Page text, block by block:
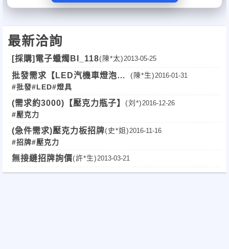
最新洽詢
[採購]電子蠟燭BI_118(陳*太)2013-05-25
批發需求【LED汽機車燈泡、
家用燈泡】長期批發【全台】
(陳*生)2016-01-31
#批發#LED#燈具
(需求約3000)【壓克力瓶子】 (刘*)2016-12-26
#壓克力
(急件需求)壓克力板招牌(史*姐)2016-11-16
#招牌#壓克力
無接縫招牌詢價(許*生)2013-03-21